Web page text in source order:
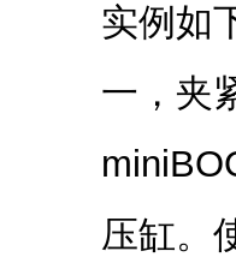
实例如
一，夹
压缸。